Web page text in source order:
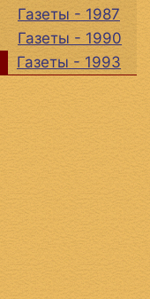
Газеты - 1987
Газеты - 1990
Газеты - 1993